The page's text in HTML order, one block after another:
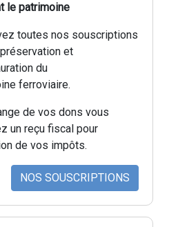
le patrimoine
toutes nos souscriptions
et
du
ferroviaire.
de vos dons vous
un reçu fiscal pour
de vos impôts.
NOS SOUSCRIPTIONS